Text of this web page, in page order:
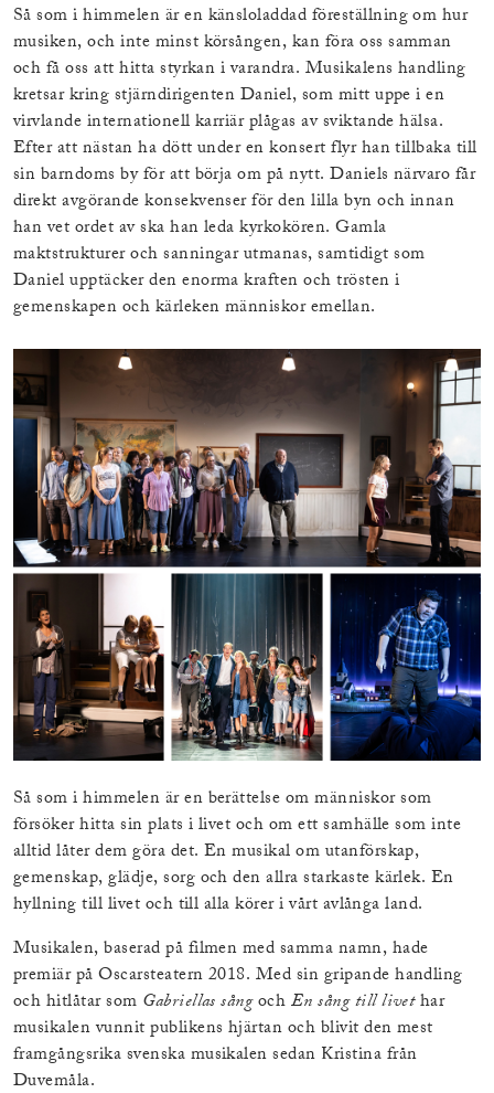
Så som i himmelen är en känsloladdad föreställning om hur
musiken, och inte minst körsången, kan föra oss samman
och få oss att hitta styrkan i varandra. Musikalens handling
kretsar kring stjärndirigenten Daniel, som mitt uppe i en
virvlande internationell karriär plågas av sviktande hälsa.
Efter att nästan ha dött under en konsert flyr han tillbaka till
sin barndoms by för att börja om på nytt. Daniels närvaro får
direkt avgörande konsekvenser för den lilla byn och innan
han vet ordet av ska han leda kyrkokören. Gamla
maktstrukturer och sanningar utmanas, samtidigt som
Daniel upptäcker den enorma kraften och trösten i
gemenskapen och kärleken människor emellan.
Så som i himmelen är en berättelse om människor som
försöker hitta sin plats i livet och om ett samhälle som inte
alltid låter dem göra det. En musikal om utanförskap,
gemenskap, glädje, sorg och den allra starkaste kärlek. En
hyllning till livet och till alla körer i vårt avlånga land.
Musikalen, baserad på filmen med samma namn, hade
premiär på Oscarsteatern 2018. Med sin gripande handling
och hitlåtar som Gabriellas sångochEn sång till livethar
musikalen vunnit publikens hjärtan och blivit den mest
framgångsrika svenska musikalen sedan Kristina från
Duvemåla.